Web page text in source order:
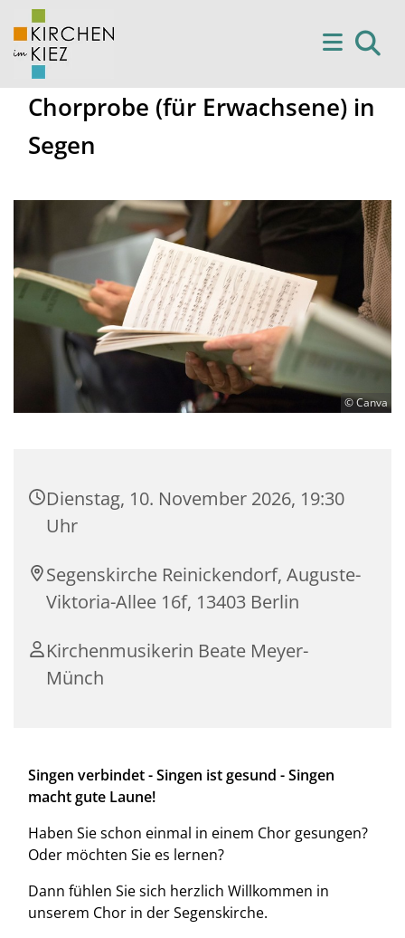
Chorprobe (für Erwachsene) in
Segen
© Canva
Dienstag, 10. November 2026, 19:30
Uhr
Segenskirche Reinickendorf, Auguste-
Viktoria-Allee 16f, 13403 Berlin
Kirchenmusikerin Beate Meyer-
Münch
Singen verbindet - Singen ist gesund - Singen
macht gute Laune!
Haben Sie schon einmal in einem Chor gesungen?
Oder möchten Sie es lernen?
Dann fühlen Sie sich herzlich Willkommen in
unserem Chor in der Segenskirche.